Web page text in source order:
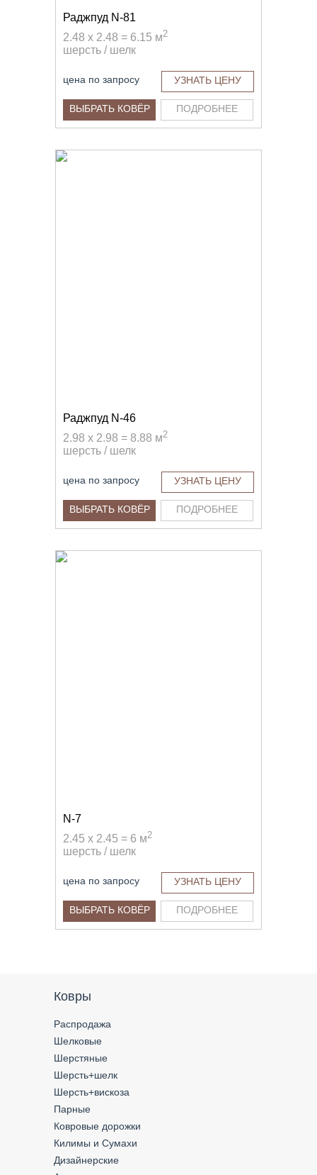
Раджпуд N-81
2.48 x 2.48 = 6.15 м2
шерсть / шелк
цена по запросу УЗНАТЬ ЦЕНУ
ВЫБРАТЬ КОВЁР ПОДРОБНЕЕ
Раджпуд N-46
2.98 x 2.98 = 8.88 м2
шерсть / шелк
цена по запросу УЗНАТЬ ЦЕНУ
ВЫБРАТЬ КОВЁР ПОДРОБНЕЕ
N-7
2.45 x 2.45 = 6 м2
шерсть / шелк
цена по запросу УЗНАТЬ ЦЕНУ
ВЫБРАТЬ КОВЁР ПОДРОБНЕЕ
Ковры
Распродажа
Шелковые
Шерстяные
Шерсть+шелк
Шерсть+вискоза
Парные
Ковровые дорожки
Килимы и Сумахи
Дизайнерские